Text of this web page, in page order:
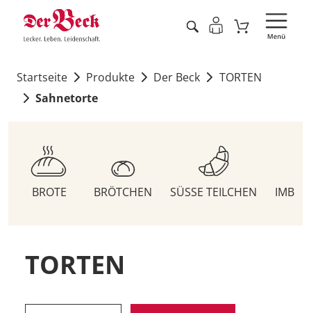
Startseite Produkte Der Beck
TORTEN
Sahnetorte
BROTE BRÖTCHEN SÜSSE TEILCHEN
TORTEN